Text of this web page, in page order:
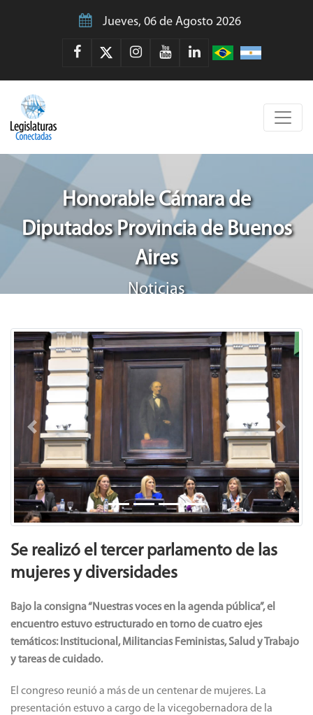
Jueves, 06 de Agosto 2026
Honorable Cámara de
Diputados Provincia de Buenos
Aires
Noticias
Previous Next
Se realizó el tercer parlamento de las
mujeres y diversidades
Bajo la consigna “Nuestras voces en la agenda pública”, el
encuentro estuvo estructurado en torno de cuatro ejes
temáticos: Institucional, Militancias Feministas, Salud y Trabajo
y tareas de cuidado.
El congreso reunió a más de un centenar de mujeres. La
presentación estuvo a cargo de la vicegobernadora de la